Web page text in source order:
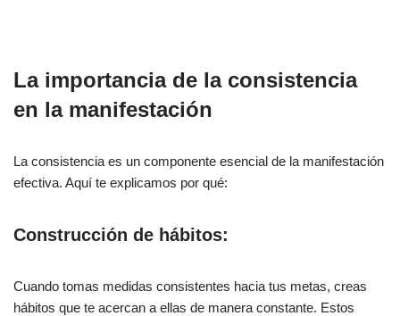
La importancia de la consistencia
en la manifestación
La consistencia es un componente esencial de la manifestación
efectiva. Aquí te explicamos por qué:
Construcción de hábitos:
Cuando tomas medidas consistentes hacia tus metas, creas
hábitos que te acercan a ellas de manera constante. Estos